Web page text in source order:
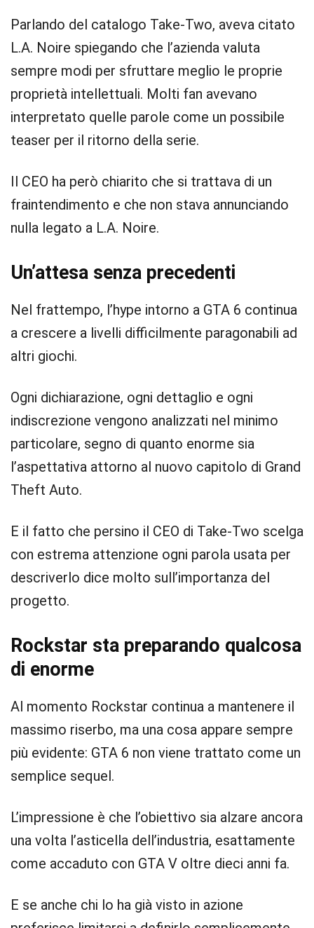
Parlando del catalogo Take-Two, aveva citato
L.A. Noire spiegando che l’azienda valuta
sempre modi per sfruttare meglio le proprie
proprietà intellettuali. Molti fan avevano
interpretato quelle parole come un possibile
teaser per il ritorno della serie.
Il CEO ha però chiarito che si trattava di un
fraintendimento e che non stava annunciando
nulla legato a L.A. Noire.
Un’attesa senza precedenti
Nel frattempo, l’hype intorno a GTA 6 continua
a crescere a livelli difficilmente paragonabili ad
altri giochi.
Ogni dichiarazione, ogni dettaglio e ogni
indiscrezione vengono analizzati nel minimo
particolare, segno di quanto enorme sia
l’aspettativa attorno al nuovo capitolo di Grand
Theft Auto.
E il fatto che persino il CEO di Take-Two scelga
con estrema attenzione ogni parola usata per
descriverlo dice molto sull’importanza del
progetto.
Rockstar sta preparando qualcosa
di enorme
Al momento Rockstar continua a mantenere il
massimo riserbo, ma una cosa appare sempre
più evidente: GTA 6 non viene trattato come un
semplice sequel.
L’impressione è che l’obiettivo sia alzare ancora
una volta l’asticella dell’industria, esattamente
come accaduto con GTA V oltre dieci anni fa.
E se anche chi lo ha già visto in azione